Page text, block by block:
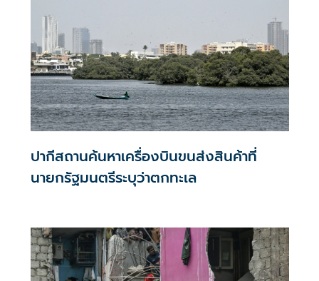
ปากีสถานค้นหาเครื่องบินขนส่งสินค้าที่
นายกรัฐมนตรีระบุว่าตกทะเล